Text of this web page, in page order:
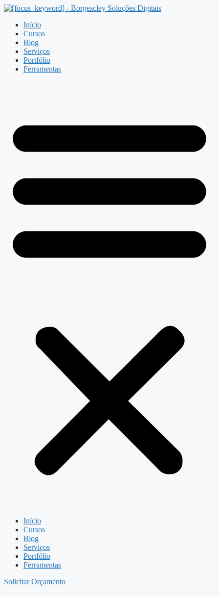
Pular
conteúdo
Início
Cursos
Blog
Serviços
Portfólio
Ferramentas
Início
Cursos
Blog
Serviços
Portfólio
Ferramentas
Solicitar Orçamento